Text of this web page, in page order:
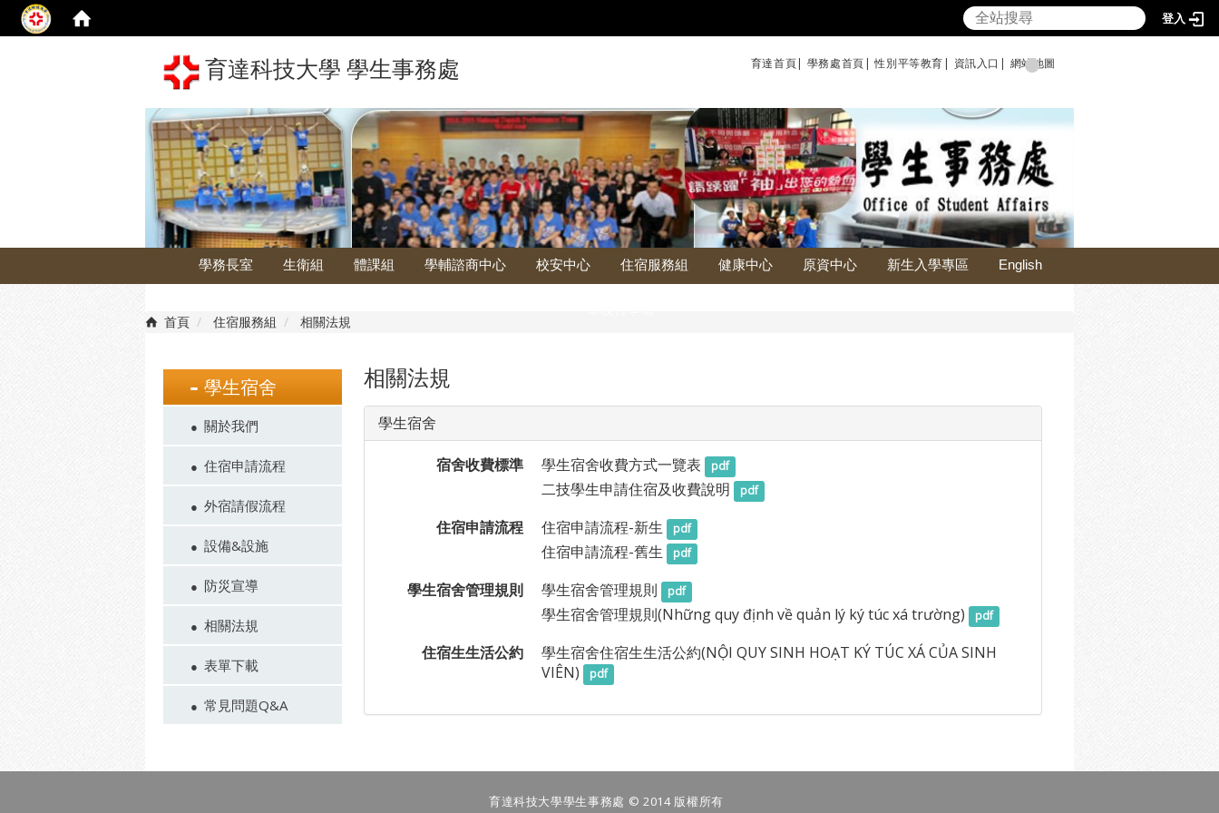
登入
育達科技大學 學生事務處 育達首頁| 學務處首頁| 性別平等教育 | 資訊入口| 網站地圖
學務長室 生衛組 體課組 學輔諮商中心 校安中心 住宿服務組 健康中心 原資中心 新生入學專區 English
首頁 住宿服務組 相關法規
學生宿舍
關於我們
住宿申請流程
外宿請假流程
設備&設施
防災宣導
相關法規
表單下載
常見問題Q&A
相關法規
學生宿舍
宿舍收費標準 學生宿舍收費方式一覽表 pdf
二技學生申請住宿及收費說明 pdf
住宿申請流程 住宿申請流程-新生 pdf
住宿申請流程-舊生 pdf
學生宿舍管理規則 學生宿舍管理規則 pdf
學生宿舍管理規則(Những quy định về quản lý ký túc xá trường) pdf
住宿生生活公約
學生宿舍住宿生生活公約(NỘI QUY SINH HOẠT KÝ TÚC XÁ CỦA SINH
VIÊN)
pdf
育達科技大學學生事務處 © 2014 版權所有